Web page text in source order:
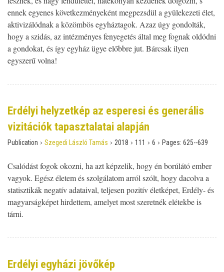
ennek egyenes következményeként megpezsdül a gyülekezeti élet,
aktivizálódnak a közömbös egyháztagok. Azaz úgy gondolták,
hogy a szidás, az intézményes fenyegetés által meg fognak oldódni
a gondokat, és így egyház ügye előbbre jut. Bárcsak ilyen
egyszerű volna!
Erdélyi helyzetkép az esperesi és generális
vizitációk tapasztalatai alapján
Publication › Szegedi László Tamás › 2018 › 111 › 6 › Pages: 625--639
Csalódást fogok okozni, ha azt képzelik, hogy én borúlátó ember
vagyok. Egész életem és szolgálatom arról szólt, hogy dacolva a
statisztikák negatív adataival, teljesen pozitív életképet, Erdély- és
magyarságképet hirdettem, amelyet most szeretnék elétekbe is
tárni.
Erdélyi egyházi jövőkép